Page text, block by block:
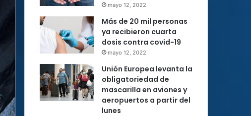
mayo 12, 2022
Más de 20 mil personas
ya recibieron cuarta
dosis contra covid-19
mayo 12, 2022
Unión Europea levanta la
obligatoriedad de
mascarilla en aviones y
aeropuertos a partir del
lunes